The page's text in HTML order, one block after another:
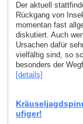
Der aktuell
Rückgang von
momentan fast
diskutiert. Auch
Ursachen dafür
vielfältig sind, so
besonders der
[details]
ufiger!